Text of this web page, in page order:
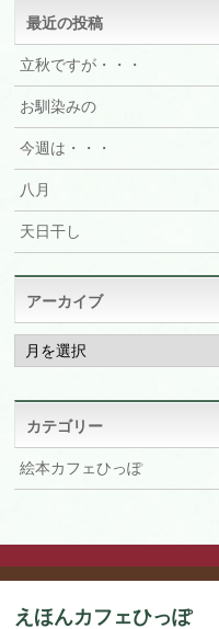
最近の投稿
立秋ですが・・・
お馴染みの
今週は・・・
八月
天日干し
アーカイブ
ア
ー
カ
カテゴリー
絵本カフェひっぽ
えほんカフェひっぽ